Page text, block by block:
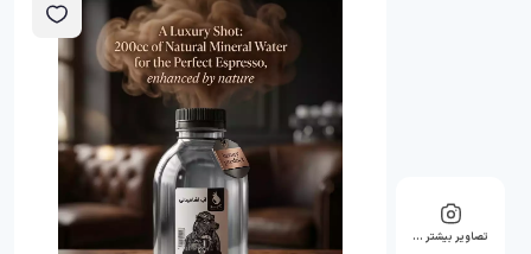
تصاویر بیشتر …